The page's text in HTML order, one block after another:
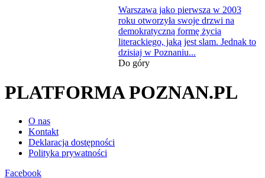
Warszawa jako pierwsza w 2003
roku otworzyła swoje drzwi na
demokratyczną formę życia
literackiego, jaką jest slam. Jednak to
dzisiaj w Poznaniu...
Do góry
PLATFORMA POZNAN.PL
O nas
Kontakt
Deklaracja dostępności
Polityka prywatności
Facebook